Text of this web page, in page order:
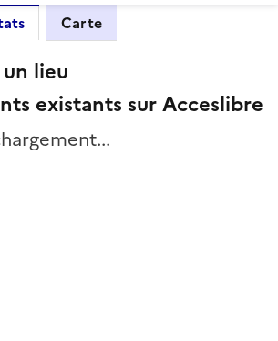
Carte
lieu
existants sur Acceslibre